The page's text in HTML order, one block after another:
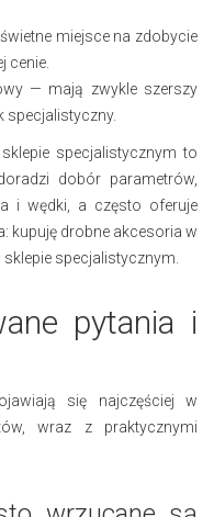
miejsce na zdobycie
cenie.
— mają zwykle szerszy
specjalistyczny.
specjalistycznym to
dobór parametrów,
i wędki, a często oferuje
kupuję drobne akcesoria w
specjalistycznym.
pytania i
się najczęściej w
wraz z praktycznymi